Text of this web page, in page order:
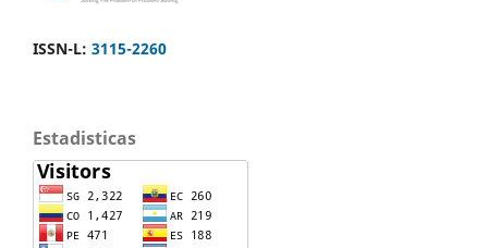
ISSN-L: 3115-2260
Estadisticas